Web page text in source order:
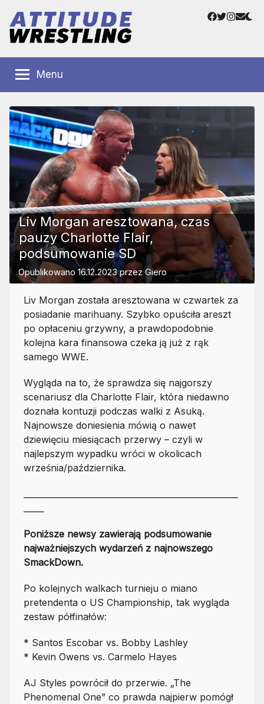
treści
Wrestling
Polska
Wrestlingu
Facebook
Twitter
Menu
Liv Morgan aresztowana, czas
pauzy Charlotte Flair,
podsumowanie SD
Opublikowano 16.12.2023przezGiero
Liv Morgan została aresztowana w czwartek za
posiadanie marihuany. Szybko opuściła areszt
po opłaceniu grzywny, a prawdopodobnie
kolejna kara finansowa czeka ją już z rąk
samego WWE.
Wygląda na to, że sprawdza się najgorszy
scenariusz dla Charlotte Flair, która niedawno
doznała kontuzji podczas walki z Asuką.
Najnowsze doniesienia mówią o nawet
dziewięciu miesiącach przerwy – czyli w
najlepszym wypadku wróci w okolicach
września/października.
Poniższe newsy zawierają podsumowanie
najważniejszych wydarzeń z najnowszego
SmackDown.
Po kolejnych walkach turnieju o miano
pretendenta o US Championship, tak wygląda
zestaw półfinałów:
* Santos Escobar vs. Bobby Lashley
* Kevin Owens vs. Carmelo Hayes
AJ Styles powrócił do przerwie. „The
Phenomenal One” co prawda najpierw pomógł